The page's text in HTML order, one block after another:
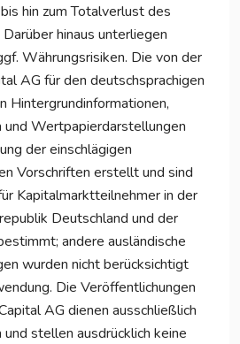
hin zum Totalverlust des
hinaus unterliegen
Währungsrisiken. Die von der
AG für den deutschsprachigen
Hintergrundinformationen,
und Wertpapierdarstellungen
der einschlägigen
Vorschriften erstellt und sind
Kapitalmarktteilnehmer in der
Deutschland und der
andere ausländische
wurden nicht berücksichtigt
Die Veröffentlichungen
AG dienen ausschließlich
stellen ausdrücklich keine